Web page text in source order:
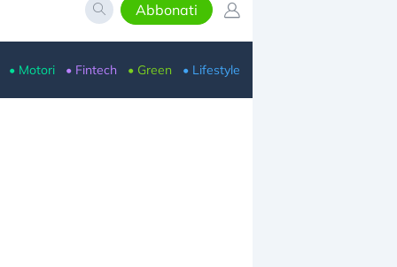
Abbonati
• Motori • Fintech • Green • Lifestyle